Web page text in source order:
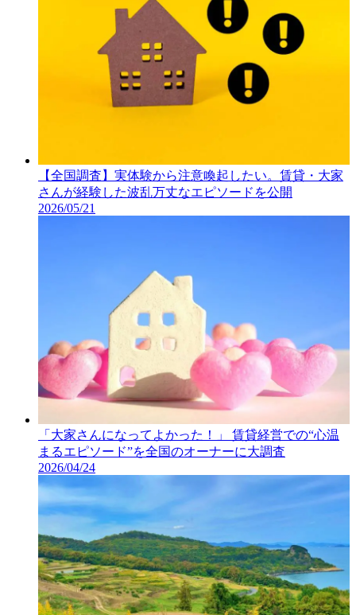
【全国調査】実体験から注意喚起したい。賃貸・大家
さんが経験した波乱万丈なエピソードを公開
2026/05/21
「大家さんになってよかった！」 賃貸経営での“心温
まるエピソード”を全国のオーナーに大調査
2026/04/24